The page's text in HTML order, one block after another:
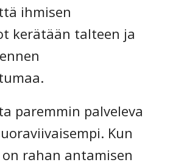
ihmisen
kerätään talteen ja
paremmin palveleva
Kun
rahan antamisen